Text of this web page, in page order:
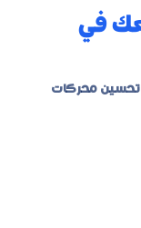
في
تحسين محركات